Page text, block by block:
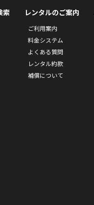
索 レンタルのご案内
ご利用案内
料金システム
よくある質問
レンタル約款
補償について